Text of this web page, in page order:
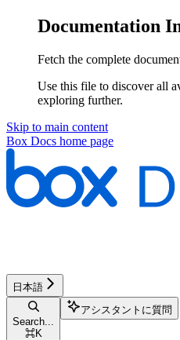
Documentation
Fetch the complete
Use this file to discover all
exploring further.
Skip to main content
Box Docs home page
日本語
Search...
⌘K
アシスタントに質問